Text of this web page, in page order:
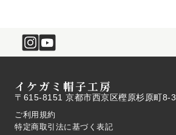
イケガミ帽子工房
〒615-8151 京都市西京区樫原杉原町8-3
ご利用規約
特定商取引法に基づく表記